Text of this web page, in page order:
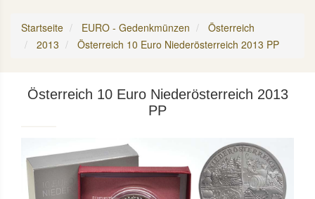
Startseite EURO - Gedenkmünzen
Österreich
2013
Österreich 10 Euro Niederösterreich 2013 PP
Österreich 10 Euro Niederösterreich 2013
PP